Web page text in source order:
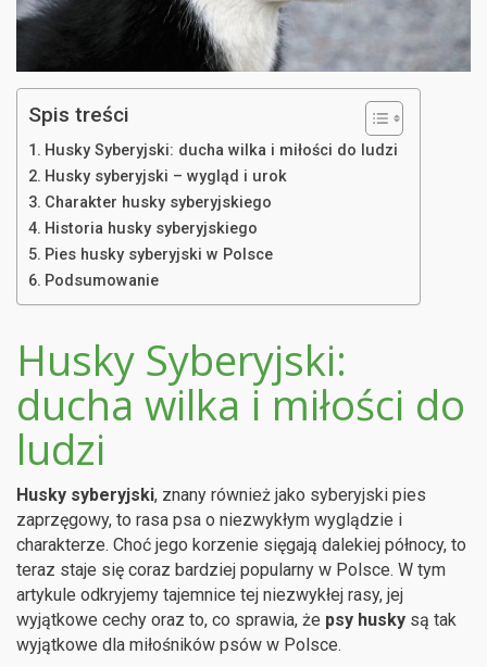
Spis treści
Husky Syberyjski: ducha wilka i miłości do ludzi
Husky syberyjski – wygląd i urok
Charakter husky syberyjskiego
Historia husky syberyjskiego
Pies husky syberyjski w Polsce
Podsumowanie
Husky Syberyjski:
ducha wilka i miłości do
ludzi
Husky syberyjski, znany również jako syberyjski pies
zaprzęgowy, to rasa psa o niezwykłym wyglądzie i
charakterze. Choć jego korzenie sięgają dalekiej północy, to
teraz staje się coraz bardziej popularny w Polsce. W tym
artykule odkryjemy tajemnice tej niezwykłej rasy, jej
wyjątkowe cechy oraz to, co sprawia, że psy husky są tak
wyjątkowe dla miłośników psów w Polsce.